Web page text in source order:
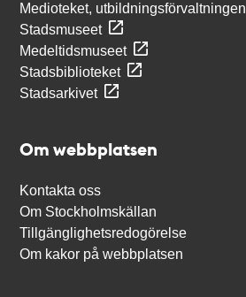
Medioteket, utbildningsförvaltningen
Stadsmuseet
Medeltidsmuseet
Stadsbiblioteket
Stadsarkivet
Om webbplatsen
Kontakta oss
Om Stockholmskällan
Tillgänglighetsredogörelse
Om kakor på webbplatsen